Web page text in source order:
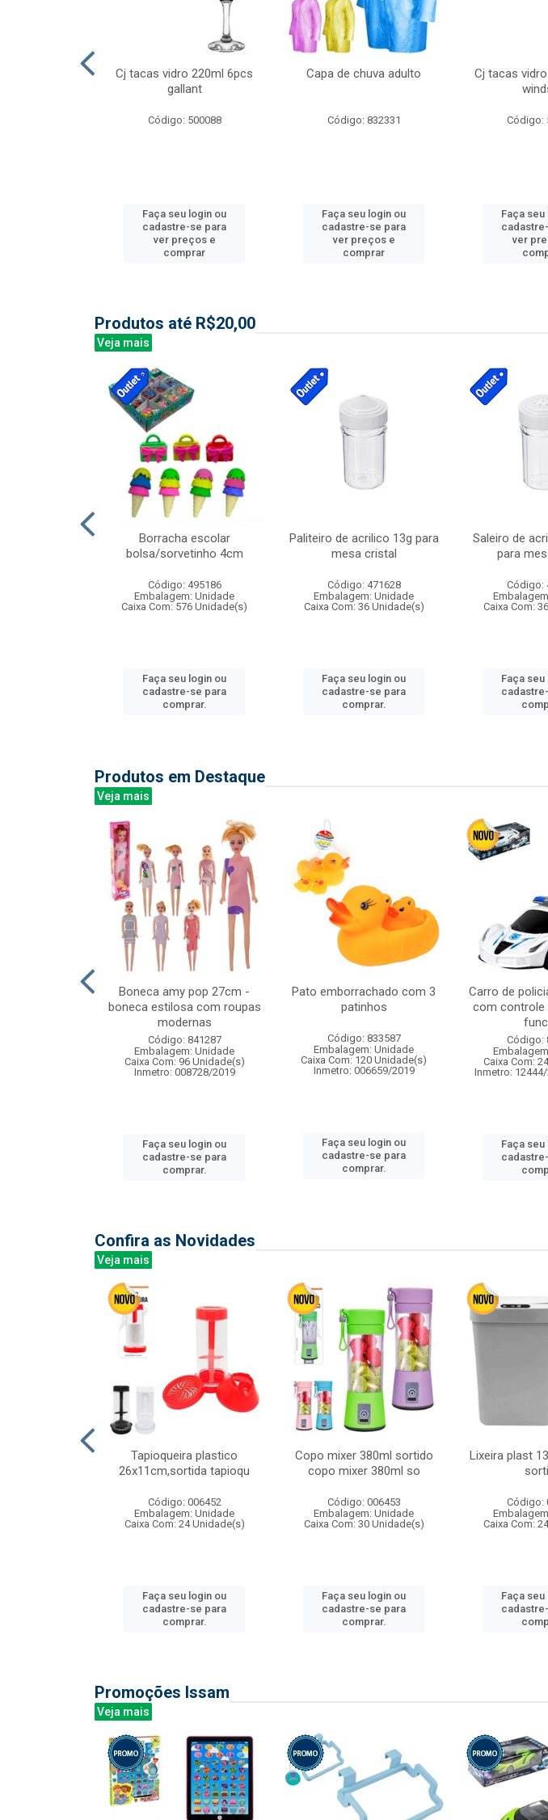
Cj tacas vidro 220ml 6pcs
gallant
Código: 500088
Faça seu login ou
cadastre-se para
ver preços e
comprar
Capa de chuva adulto
Código: 832331
Faça seu login ou
cadastre-se para
ver preços e
comprar
Cj tacas
Código:
Faça seu
ver
Produtos até R$20,00
Veja mais
Borracha escolar
bolsa/sorvetinho 4cm
Código: 495186
Embalagem: Unidade
Caixa Com: 576 Unidade(s)
Faça seu login ou
cadastre-se para
comprar.
Paliteiro de acrilico 13g para
mesa cristal
Código: 471628
Embalagem: Unidade
Caixa Com: 36 Unidade(s)
Faça seu login ou
cadastre-se para
comprar.
Saleiro de
para
Código:
Caixa Com:
Faça seu
Produtos em Destaque
Veja mais
Boneca amy pop 27cm -
boneca estilosa com roupas
modernas
Código: 841287
Embalagem: Unidade
Caixa Com: 96 Unidade(s)
Inmetro: 008728/2019
Faça seu login ou
cadastre-se para
comprar.
Pato emborrachado com 3
patinhos
Código: 833587
Embalagem: Unidade
Caixa Com: 120 Unidade(s)
Inmetro: 006659/2019
Faça seu login ou
cadastre-se para
comprar.
Carro de
com controle
Código:
Caixa Com:
Inmetro: 12444/
Faça seu
Confira as Novidades
Veja mais
Tapioqueira plastico
26x11cm,sortida tapioqu
Código: 006452
Embalagem: Unidade
Caixa Com: 24 Unidade(s)
Faça seu login ou
cadastre-se para
comprar.
Copo mixer 380ml sortido
copo mixer 380ml so
Código: 006453
Embalagem: Unidade
Caixa Com: 30 Unidade(s)
Faça seu login ou
cadastre-se para
comprar.
Lixeira plast
Código:
Caixa Com:
Faça seu
Promoções Issam
Veja mais